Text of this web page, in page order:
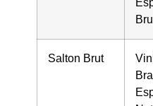
Salton Brut